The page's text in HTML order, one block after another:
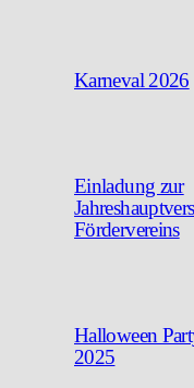
Karneval 2026
Einladung zur
Fördervereins
Halloween
2025